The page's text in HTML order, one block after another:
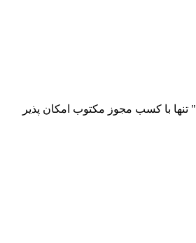
" تنها با کسب مجوز مکتوب امکان پذیر